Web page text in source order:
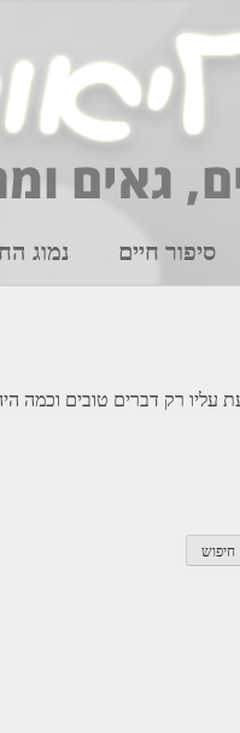
סיפור חיים נמוג
רק דברים טובים וכמה